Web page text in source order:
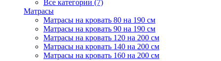
Все категории (7)
Матрасы
Матрасы на кровать 80 на 190 см
Матрасы на кровать 90 на 190 см
Матрасы на кровать 120 на 200 см
Матрасы на кровать 140 на 200 см
Матрасы на кровать 160 на 200 см